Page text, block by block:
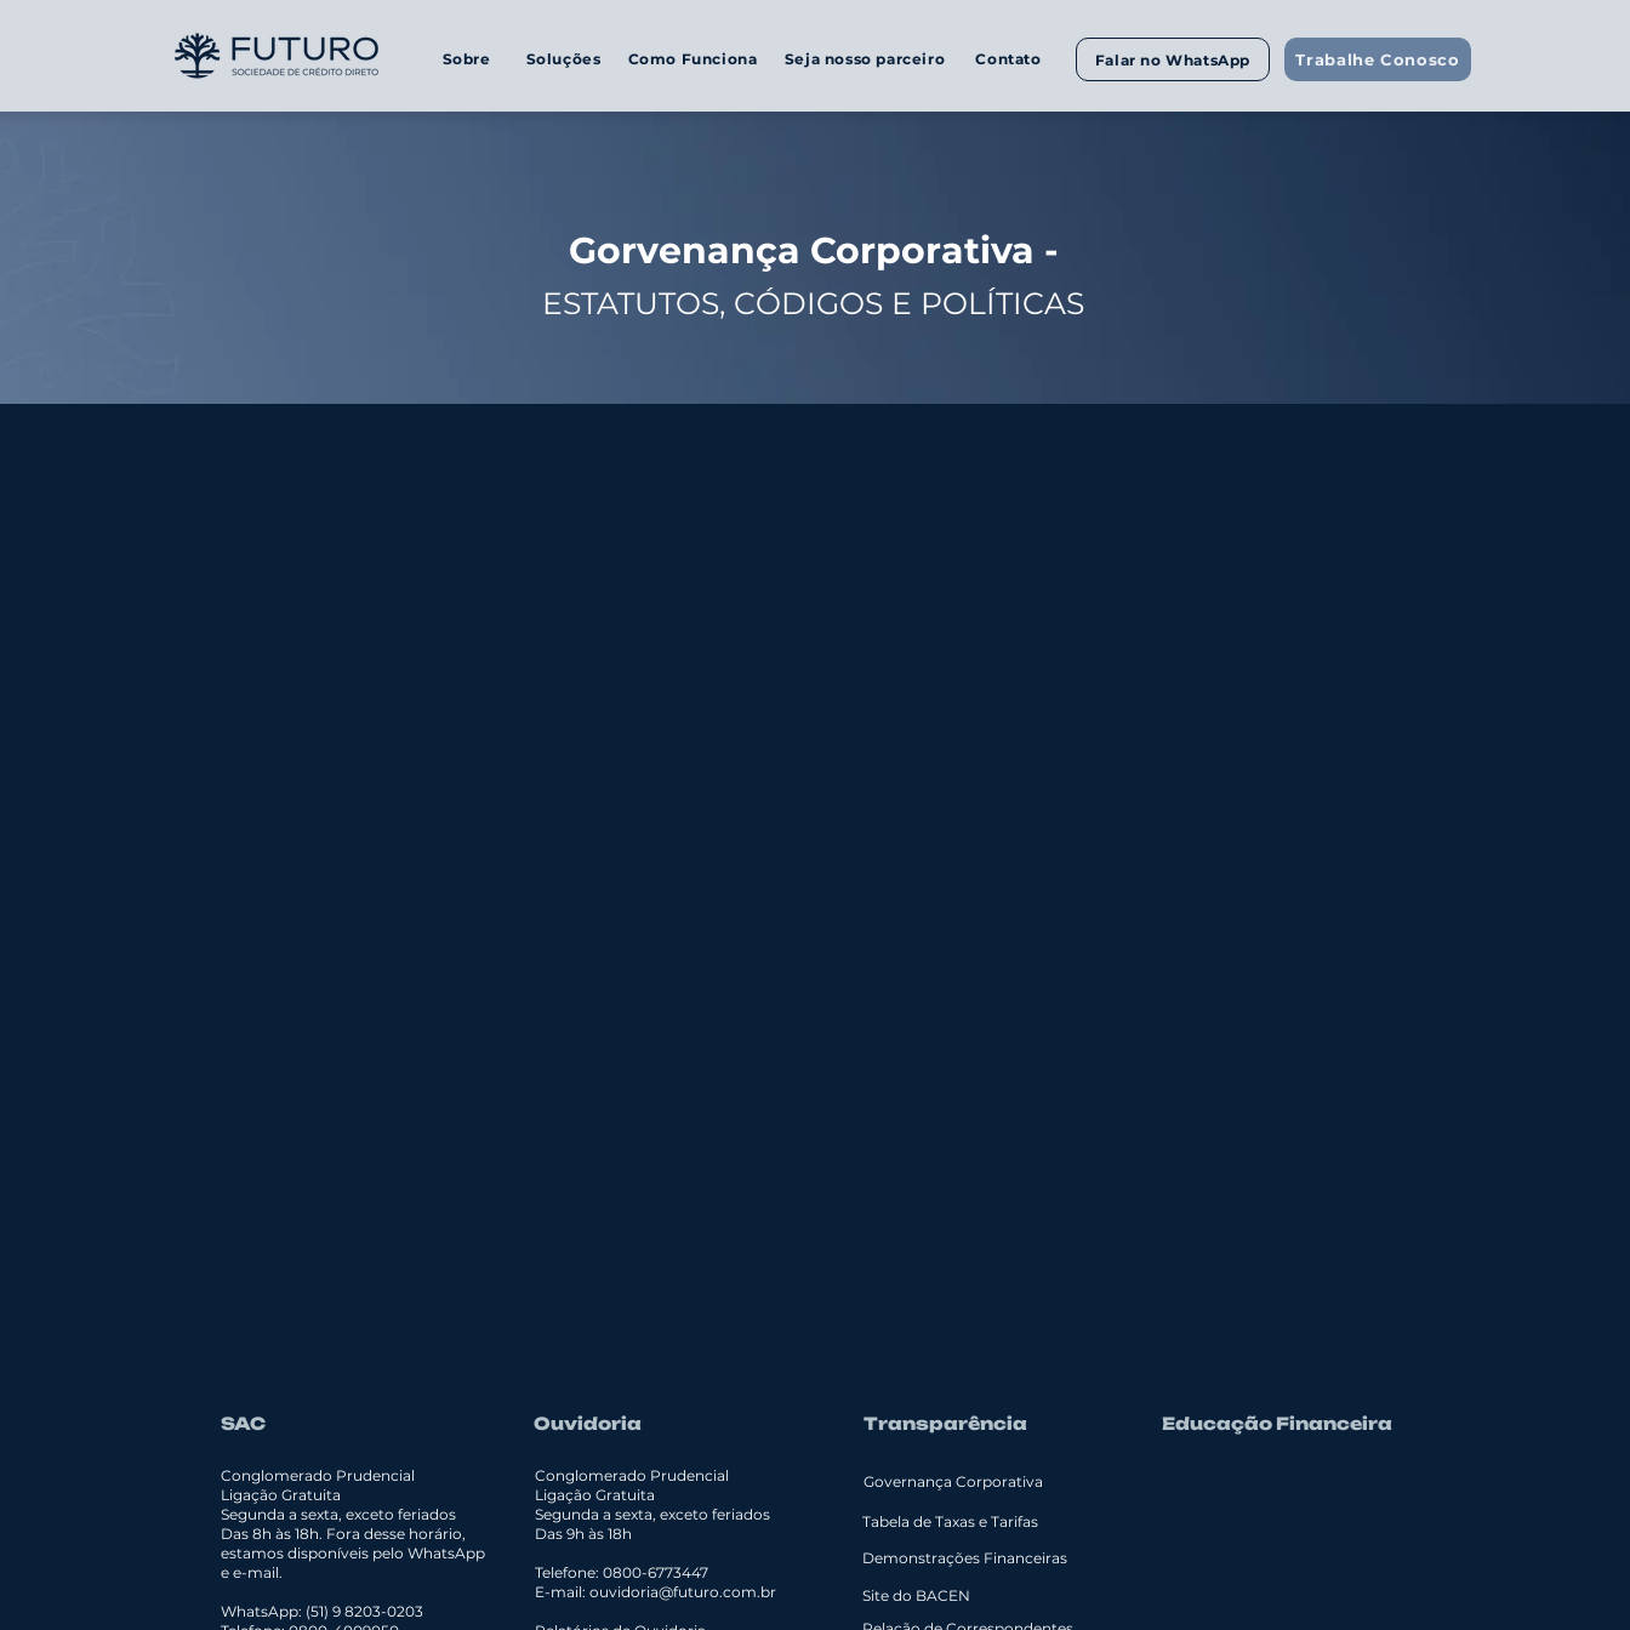
Sobre Soluções Como Funciona Seja nosso parceiro Contato Falar no WhatsApp Trabalhe Conosco
Gorvenança Corporativa -
ESTATUTOS, CÓDIGOS E POLÍTICAS
SAC Ouvidoria
Conglomerado Prudencial
Ligação Gratuita
Segunda a sexta, exceto feriados
Das 8h às 18h. Fora desse horário,
estamos disponíveis pelo WhatsApp
e e-mail.
WhatsApp: (51) 9 8203-0203
Conglomerado Prudencial
Ligação Gratuita
​Segunda a sexta, exceto feriados
Das 9h às 18h
Telefone: 0800-6773447
E-mail: ouvidoria@futuro.com.br
Transparência Educação Financeira
Governança Corporativa
Tabela de Taxas e Tarifas
Demonstrações Financeiras
Site do BACEN